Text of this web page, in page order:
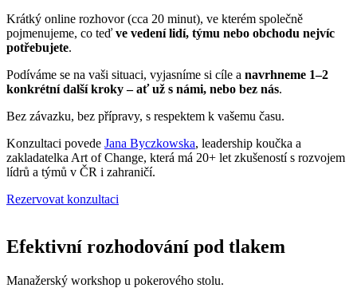
Krátký online rozhovor (cca 20 minut), ve kterém společně
pojmenujeme, co teď ve vedení lidí, týmu nebo obchodu nejvíc
potřebujete.
Podíváme se na vaši situaci, vyjasníme si cíle a navrhneme 1–2
konkrétní další kroky – ať už s námi, nebo bez nás.
Bez závazku, bez přípravy, s respektem k vašemu času.
Konzultaci povede Jana Byczkowska, leadership koučka a
zakladatelka Art of Change, která má 20+ let zkušeností s rozvojem
lídrů a týmů v ČR i zahraničí.
Rezervovat konzultaci
Efektivní rozhodování pod tlakem
Manažerský workshop u pokerového stolu.